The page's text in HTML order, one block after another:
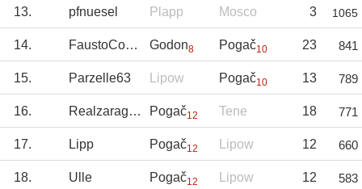
13. pfnuesel Plapp Mosco 3 1065
14. FaustoCoppi Godon8 Pogač10 23 841
15. Parzelle63 Lipow Pogač10 13 789
16. Realzaragoza Pogač12 Tene 18 771
17. Lipp Pogač12 Lipow 12 660
18. Ulle Pogač12 Lipow 12 583